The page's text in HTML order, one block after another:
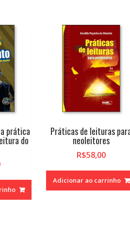
prática
do
Práticas de leituras
neoleitores
R$58,00
Adicionar ao carrinho